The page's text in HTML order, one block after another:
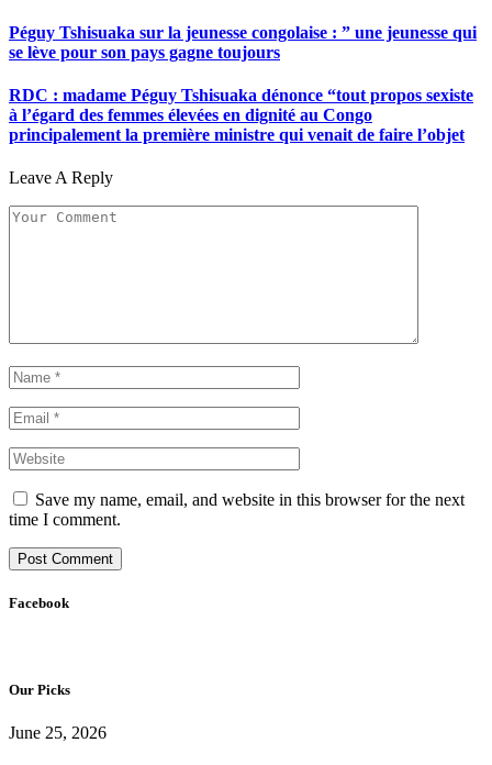
Péguy Tshisuaka sur la jeunesse congolaise : ” une jeunesse qui
se lève pour son pays gagne toujours
RDC : madame Péguy Tshisuaka dénonce “tout propos sexiste
à l’égard des femmes élevées en dignité au Congo
principalement la première ministre qui venait de faire l’objet
Leave A Reply
Save my name, email, and website in this browser for the next
time I comment.
Facebook
Our Picks
June 25, 2026